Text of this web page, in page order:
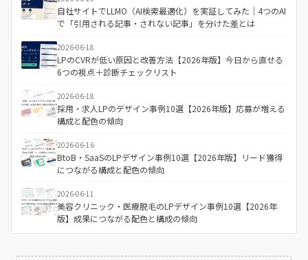
自社サイトでLLMO（AI検索最適化）を実証してみた｜4つのAI
で「引用される記事・されない記事」を分けた差とは
2026-06-18
LPのCVRが低い原因と改善方法【2026年版】今日から直せる
6つの視点＋診断チェックリスト
2026-06-18
採用・求人LPのデザイン事例10選【2026年版】応募が増える
構成と配色の傾向
2026-06-16
BtoB・SaaSのLPデザイン事例10選【2026年版】リード獲得
につながる構成と配色の傾向
2026-06-11
美容クリニック・医療脱毛のLPデザイン事例10選【2026年
版】成果につながる配色と構成の傾向